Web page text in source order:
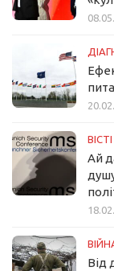
Ай
Від